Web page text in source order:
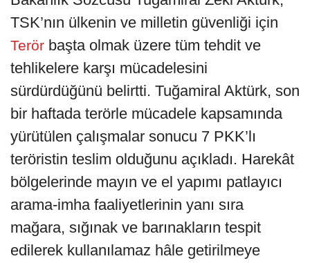
TSK’nın ülkenin ve milletin güvenliği için
Terör başta olmak üzere tüm tehdit ve
tehlikelere karşı mücadelesini
sürdürdüğünü belirtti. Tuğamiral Aktürk, son
bir haftada terörle mücadele kapsamında
yürütülen çalışmalar sonucu 7 PKK’lı
teröristin teslim olduğunu açıkladı. Harekât
bölgelerinde mayın ve el yapımı patlayıcı
arama-imha faaliyetlerinin yanı sıra
mağara, sığınak ve barınakların tespit
edilerek kullanılamaz hâle getirilmeye